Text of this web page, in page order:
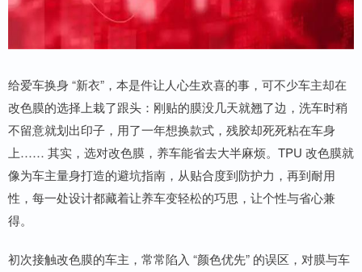
给爱车换身 “新衣”，本是件让人心生欢喜的事，可不少车主却在
改色膜的选择上栽了跟头：刚贴的膜没几天就翘了边，洗车时稍
不留意就划出印子，用了一年想换款式，残胶却死死粘在车身
上…… 其实，选对改色膜，养车能省去大半麻烦。TPU 改色膜就
像为车主量身打造的避坑指南，从贴合度到防护力，再到耐用
性，每一处设计都藏着让养车变轻松的巧思，让个性与省心兼
得。
初次接触改色膜的车主，常常陷入 “颜色优先” 的误区，对膜与车